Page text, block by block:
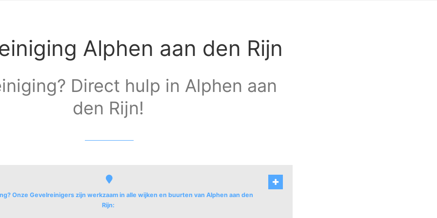
Alphen aan den Rijn
Direct hulp in Alphen aan
den Rijn!
Onze Gevelreinigers zijn werkzaam in alle wijken en buurten van Alphen aan den
Rijn: